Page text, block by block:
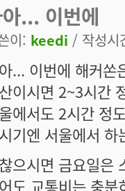
... 이번에
이: keedi / 작성
... 이번에 해커쏜
이시면 2~3시간
에서도 2시간 정
기엔 서울에서
으시면 금요일은
도 교통비는 충